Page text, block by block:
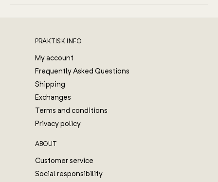
PRAKTISK INFO
My account
Frequently Asked Questions
Shipping
Exchanges
Terms and conditions
Privacy policy
ABOUT
Customer service
Social responsibility